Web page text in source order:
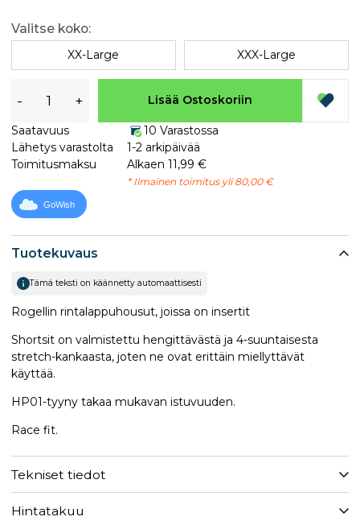
Tuotekuvaus
Tämä teksti on käännetty automaattisesti
Rogellin rintalappuhousut, joissa on insertit
Shortsit on valmistettu hengittävästä ja 4-suuntaisesta
stretch-kankaasta, joten ne ovat erittäin miellyttävät
käyttää.
HP01-tyyny takaa mukavan istuvuuden.
Race fit.
Tekniset tiedot
Hintatakuu
Valitse koko:
XX-Large XXX-Large
- + Lisää Ostoskoriin
Saatavuus
10 Varastossa
Lähetys varastolta
1-2 arkipäivää
Toimitusmaksu
Alkaen 11,99 €
* Ilmainen toimitus yli 80,00 €
GoWish